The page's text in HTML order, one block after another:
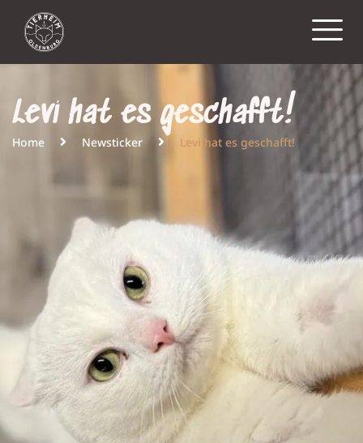
Levi hat es geschafft!
Home Newsticker Levi hat es geschafft!